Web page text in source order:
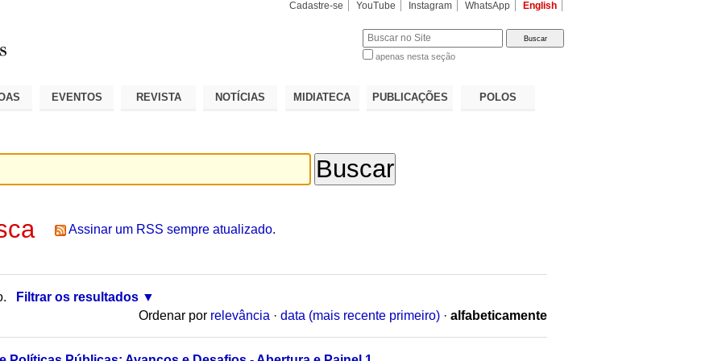
Cadastre-se YouTube Instagram WhatsApp English
apenas nesta seção
EVENTOS REVISTA NOTÍCIAS MIDIATECA PUBLICAÇÕES POLOS
Assinar um RSS sempre atualizado.
Filtrar os resultados
Ordenar por relevância · data (mais recente primeiro) · alfabeticamente